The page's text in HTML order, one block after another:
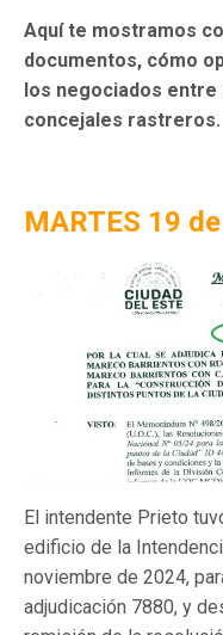
Aquí te mostramos
documentos, cómo
los negociados
concejales rastreros.
MARTES 19
El intendente Prieto
edificio de la
noviembre de 2024,
adjudicación 7880, y